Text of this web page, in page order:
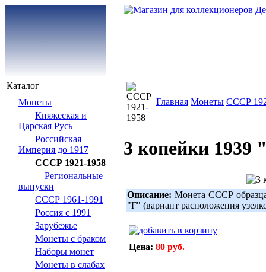
Каталог
Монеты
Княжеская и
Царская Русь
Российская
Империя до 1917
СССР 1921-1958
Региональные
выпуски
СССР 1961-1991
Россия с 1991
Зарубежье
Монеты с браком
Наборы монет
Монеты в слабах
Главная Монеты СССР
3 копейки 1939
Описание: Монета СССР
"Г" (вариант расположения
Цена: 80 руб.